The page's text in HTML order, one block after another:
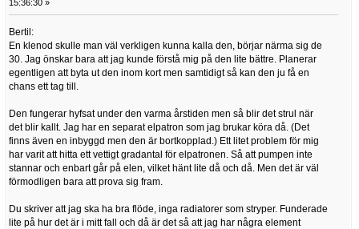
15:36:30 »
Bertil:
En klenod skulle man väl verkligen kunna kalla den, börjar närma sig de
30. Jag önskar bara att jag kunde förstå mig på den lite bättre. Planerar
egentligen att byta ut den inom kort men samtidigt så kan den ju få en
chans ett tag till.
Den fungerar hyfsat under den varma årstiden men så blir det strul när
det blir kallt. Jag har en separat elpatron som jag brukar köra då. (Det
finns även en inbyggd men den är bortkopplad.) Ett litet problem för mig
har varit att hitta ett vettigt gradantal för elpatronen. Så att pumpen inte
stannar och enbart går på elen, vilket hänt lite då och då. Men det är väl
förmodligen bara att prova sig fram.
Du skriver att jag ska ha bra flöde, inga radiatorer som stryper. Funderade
lite på hur det är i mitt fall och då är det så att jag har några element